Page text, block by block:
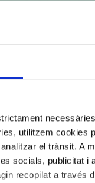
utilitzem cookies
el trànsit. A
socials, publicitat
recopilat a través